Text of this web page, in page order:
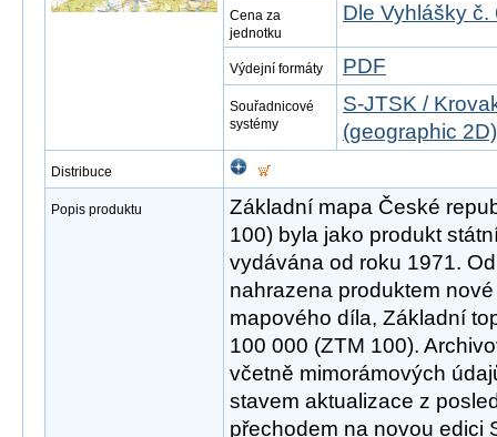
Cena za
jednotku
Dle Vyhlášky
Výdejní formáty PDF
Souřadnicové
systémy
S-JTSK /
(geographic 2D)
Distribuce
Popis produktu
Základní mapa České
100) byla jako produkt
vydávána od roku 1971.
nahrazena produktem
mapového díla, Základní
100 000 (ZTM 100).
včetně mimorámových
stavem aktualizace z
přechodem na novou edici